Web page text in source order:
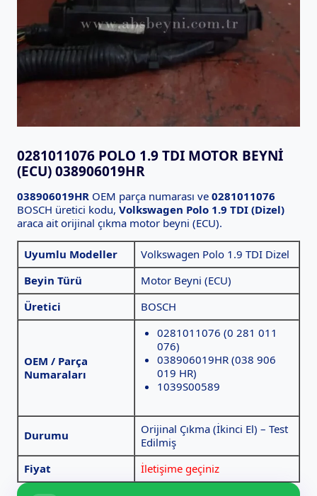
0281011076 POLO 1.9 TDI MOTOR BEYNI
(ECU) 038906019HR
038906019HR OEM parça numarası ve 0281011076
BOSCH üretici kodu, Volkswagen Polo 1.9 TDI (Dizel)
araca ait orijinal çıkma motor beyni (ECU).
Uyumlu Modeller
Volkswagen Polo 1.9 TDI Dizel
Beyin Türü
Motor Beyni (ECU)
Üretici
BOSCH
OEM / Parça
Numaraları
0281011076 (0 281 011
076)
038906019HR (038 906
019 HR)
1039S00589
Durumu
Orijinal Çıkma (İkinci El) – Test
Edilmiş
Fiyat
İletişime geçiniz